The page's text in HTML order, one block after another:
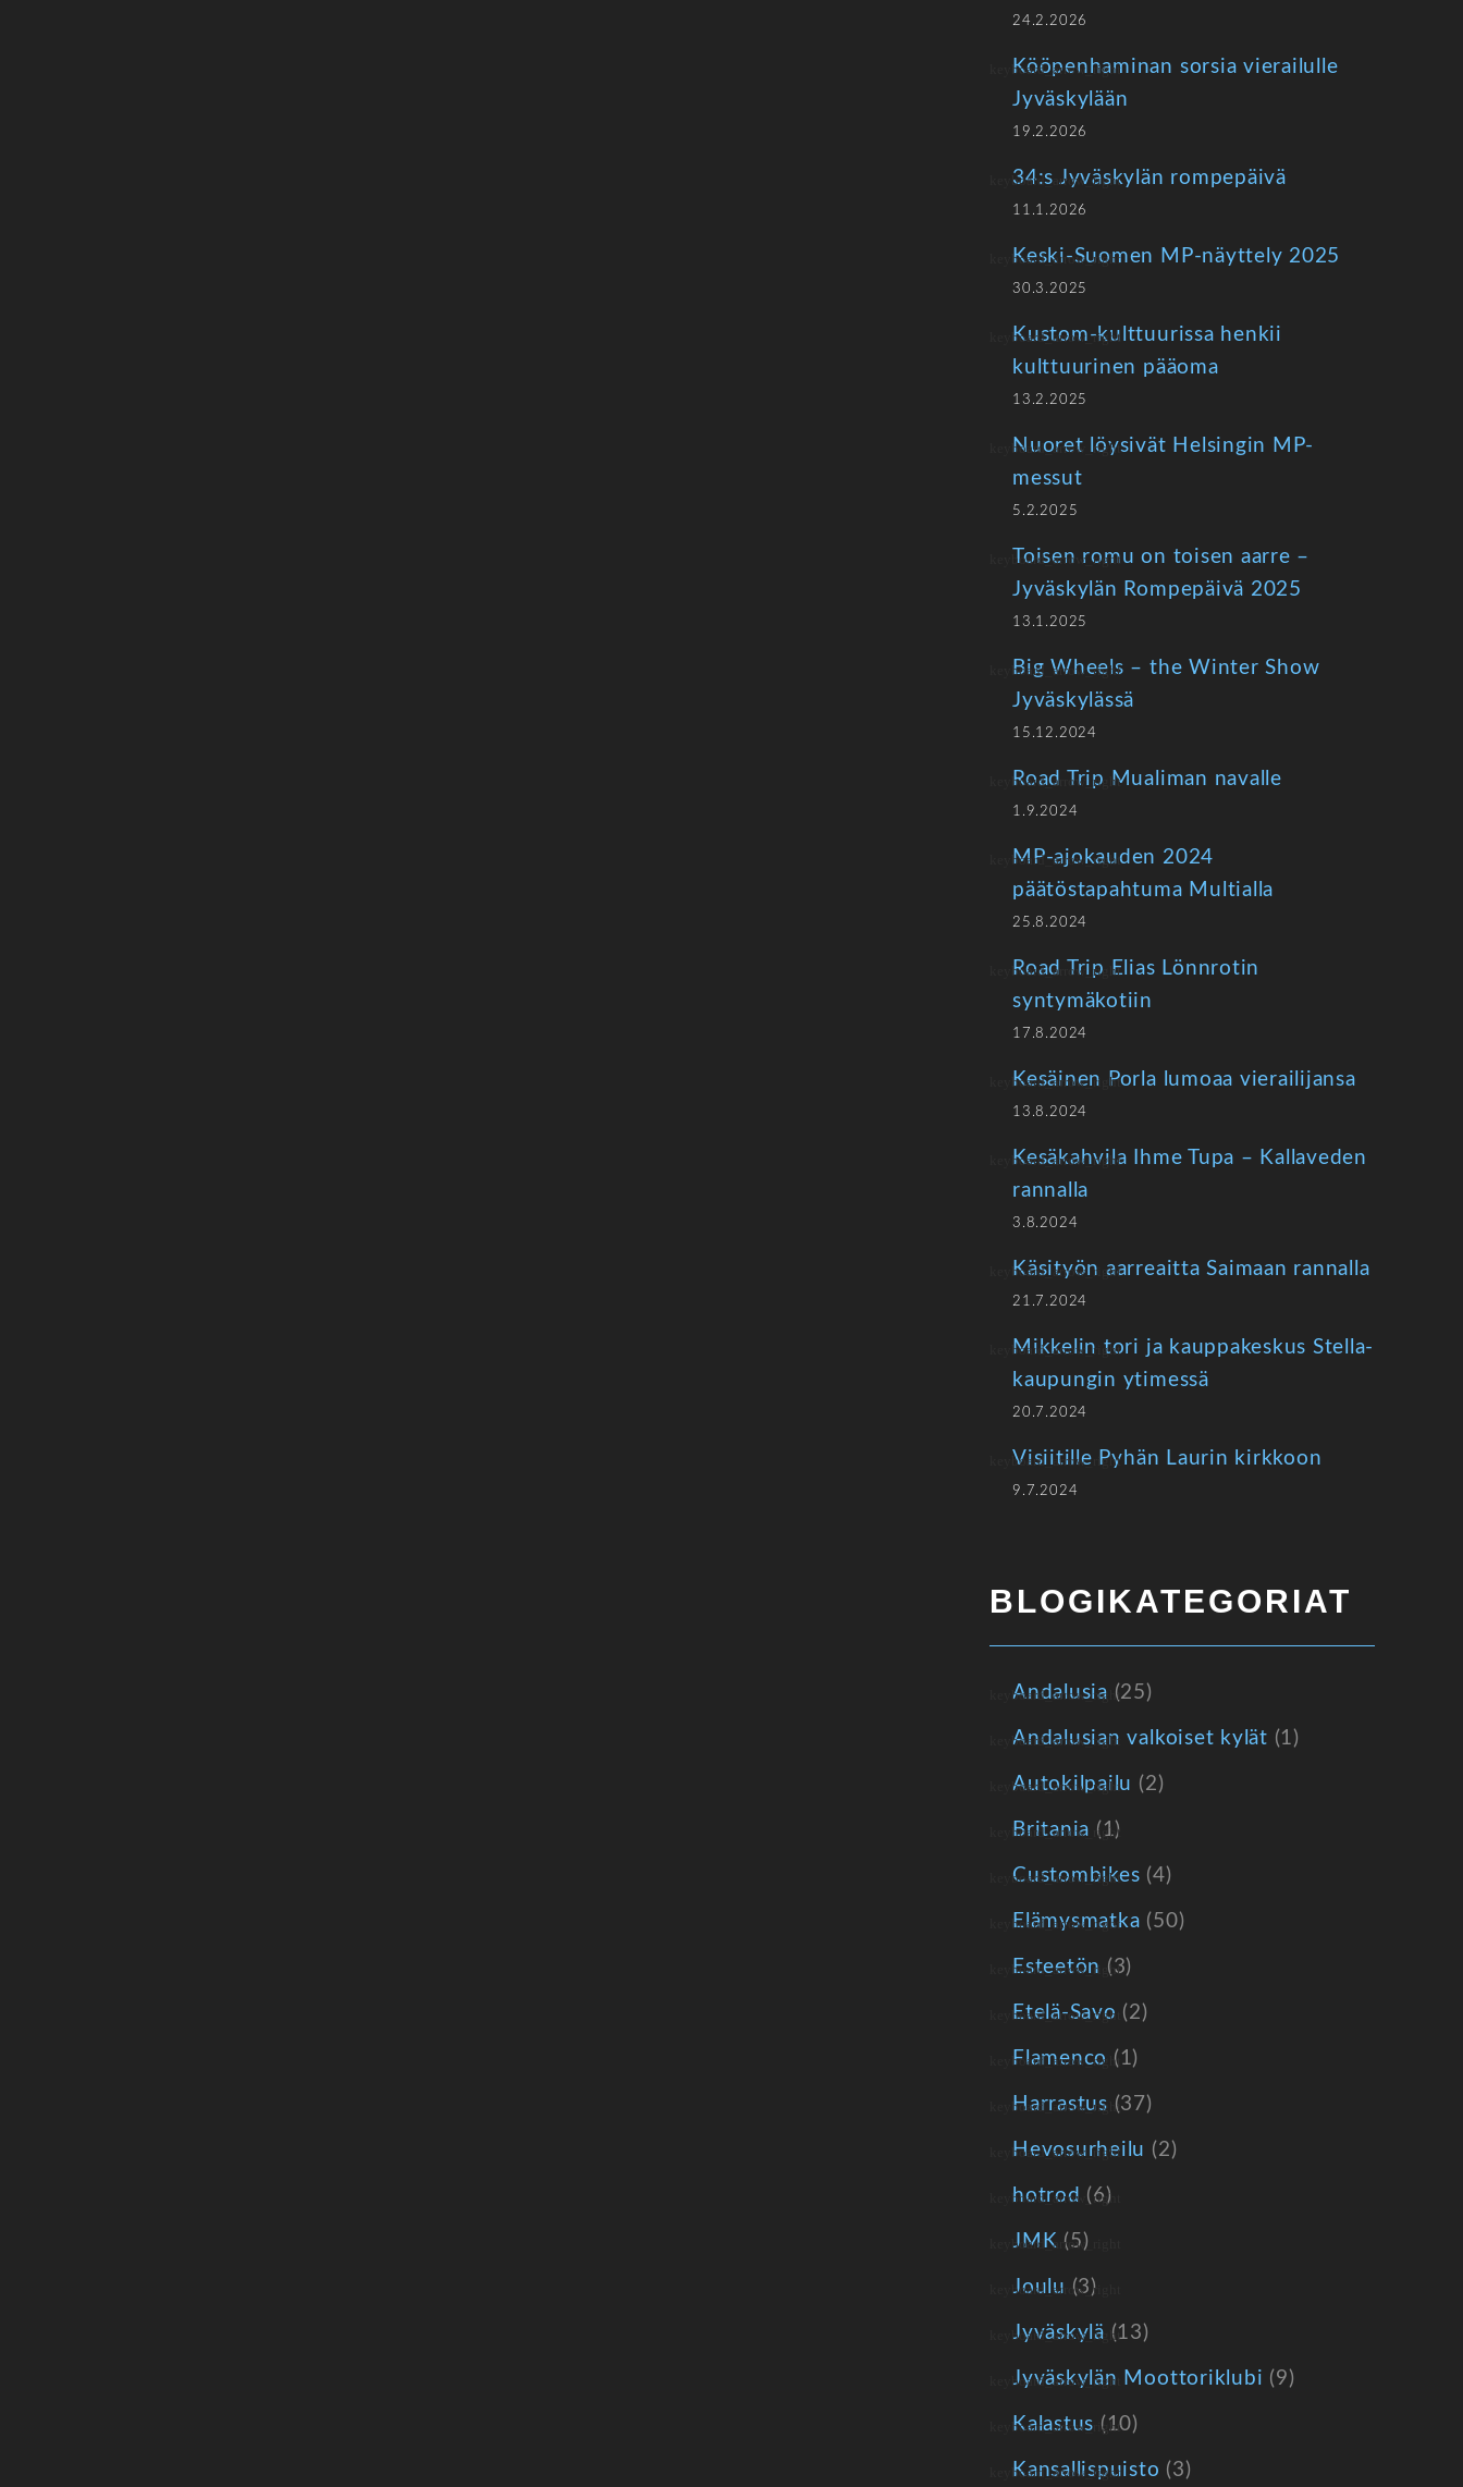
24.2.2026
Kööpenhaminan sorsia vierailulle
Jyväskylään
19.2.2026
34:s Jyväskylän rompepäivä
11.1.2026
Keski-Suomen MP-näyttely 2025
30.3.2025
Kustom-kulttuurissa henkii
kulttuurinen pääoma
13.2.2025
Nuoret löysivät Helsingin MP-
messut
5.2.2025
Toisen romu on toisen aarre –
Jyväskylän Rompepäivä 2025
13.1.2025
Big Wheels – the Winter Show
Jyväskylässä
15.12.2024
Road Trip Mualiman navalle
1.9.2024
MP-ajokauden 2024
päätöstapahtuma Multialla
25.8.2024
Road Trip Elias Lönnrotin
syntymäkotiin
17.8.2024
Kesäinen Porla lumoaa vierailijansa
13.8.2024
Kesäkahvila Ihme Tupa – Kallaveden
rannalla
3.8.2024
Käsityön aarreaitta Saimaan rannalla
21.7.2024
Mikkelin tori ja kauppakeskus Stella-
kaupungin ytimessä
20.7.2024
Visiitille Pyhän Laurin kirkkoon
9.7.2024
BLOGIKATEGORIAT
Andalusia (25)
Andalusian valkoiset kylät (1)
Autokilpailu (2)
Britania (1)
Custombikes (4)
Elämysmatka (50)
Esteetön (3)
Etelä-Savo (2)
Flamenco (1)
Harrastus (37)
Hevosurheilu (2)
hotrod (6)
JMK (5)
Joulu (3)
Jyväskylä (13)
Jyväskylän Moottoriklubi (9)
Kalastus (10)
Kansallispuisto (3)